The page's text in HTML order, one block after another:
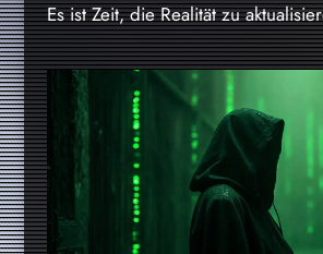
Es ist Zeit, die Realität zu